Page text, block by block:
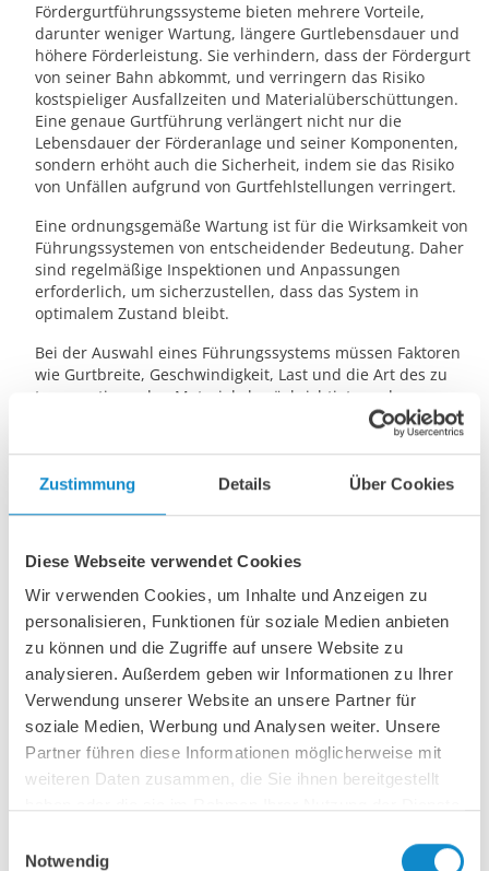
Zustimmung Details Über Cookies
Diese Webseite verwendet Cookies
Wir verwenden Cookies, um Inhalte und Anzeigen zu
personalisieren, Funktionen für soziale Medien anbieten
zu können und die Zugriffe auf unsere Website zu
analysieren. Außerdem geben wir Informationen zu Ihrer
Verwendung unserer Website an unsere Partner für
soziale Medien, Werbung und Analysen weiter. Unsere
Partner führen diese Informationen möglicherweise mit
weiteren Daten zusammen, die Sie ihnen bereitgestellt
Notwendig
Fördergurtführungssysteme bieten mehrere Vorteile,
darunter weniger Wartung, längere Gurtlebensdauer und
höhere Förderleistung. Sie verhindern, dass der Fördergurt
von seiner Bahn abkommt, und verringern das Risiko
kostspieliger Ausfallzeiten und Materialüberschüttungen.
Eine genaue Gurtführung verlängert nicht nur die
Lebensdauer der Förderanlage und seiner Komponenten,
sondern erhöht auch die Sicherheit, indem sie das Risiko
von Unfällen aufgrund von Gurtfehlstellungen verringert.
Eine ordnungsgemäße Wartung ist für die Wirksamkeit von
Führungssystemen von entscheidender Bedeutung. Daher
sind regelmäßige Inspektionen und Anpassungen
erforderlich, um sicherzustellen, dass das System in
optimalem Zustand bleibt.
Bei der Auswahl eines Führungssystems müssen Faktoren
wie Gurtbreite, Geschwindigkeit, Last und die Art des zu
transportierenden Materials berücksichtigt werden.
Darüber hinaus spielen die Umgebung und die
spezifischen Anforderungen der Anwendung eine wichtige
Rolle im Auswahlprozess.
Zusammenfassend lässt sich sagen, dass Führungssysteme
für Fördergurte für die Aufrechterhaltung eines effizienten
Förderanlagen unerlässlich sind. Die Auswahl des richtigen
Führungssystems und dessen ordnungsgemäße Wartung
sind der Schlüssel zur Maximierung der Leistung und
Langlebigkeit von Fördersystemen bei gleichzeitiger
Gewährleistung einer sicheren und produktiven
Arbeitsumgebung.
Möchten Sie die
Effizienz, Zuverlässigkeit